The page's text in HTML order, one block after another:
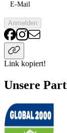
E-Mail
Anmelden
Link kopiert!
Unsere